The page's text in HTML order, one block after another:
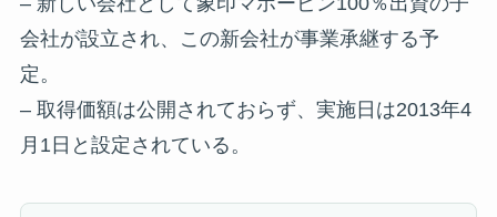
会社が設立され、この新会社が事業承継する予
定。
– 取得価額は公開されておらず、実施日は2013年4
月1日と設定されている。